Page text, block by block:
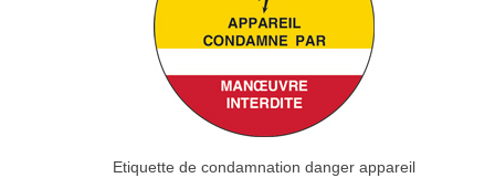
Etiquette de condamnation danger appareil